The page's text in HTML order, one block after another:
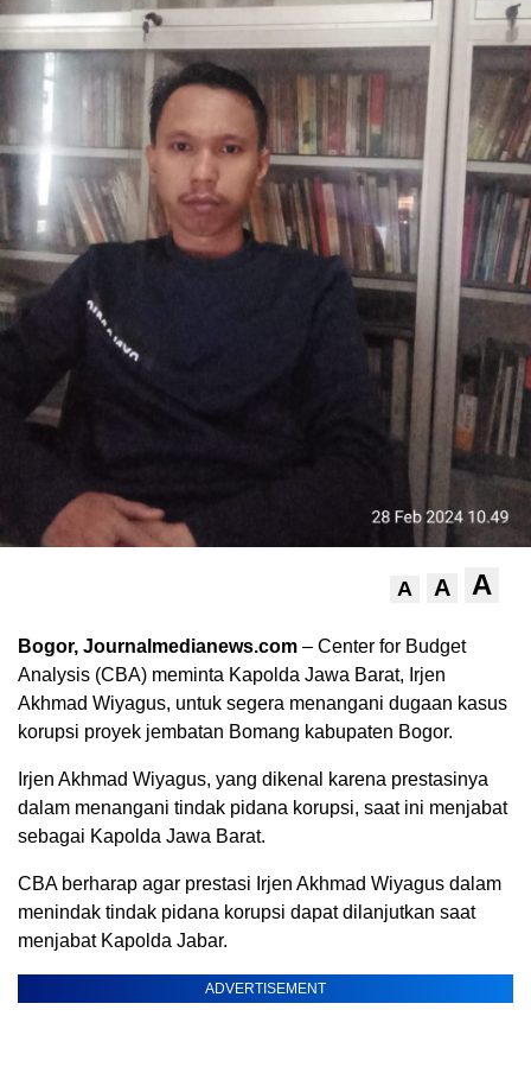
A A A
Bogor, Journalmedianews.com – Center for Budget
Analysis (CBA) meminta Kapolda Jawa Barat, Irjen
Akhmad Wiyagus, untuk segera menangani dugaan kasus
korupsi proyek jembatan Bomang kabupaten Bogor.
Irjen Akhmad Wiyagus, yang dikenal karena prestasinya
dalam menangani tindak pidana korupsi, saat ini menjabat
sebagai Kapolda Jawa Barat.
CBA berharap agar prestasi Irjen Akhmad Wiyagus dalam
menindak tindak pidana korupsi dapat dilanjutkan saat
menjabat Kapolda Jabar.
ADVERTISEMENT